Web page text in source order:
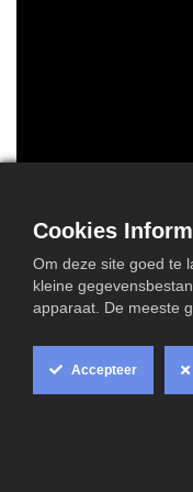
Cookies
Om deze site goed te
kleine
apparaat. De meeste
Accepteer